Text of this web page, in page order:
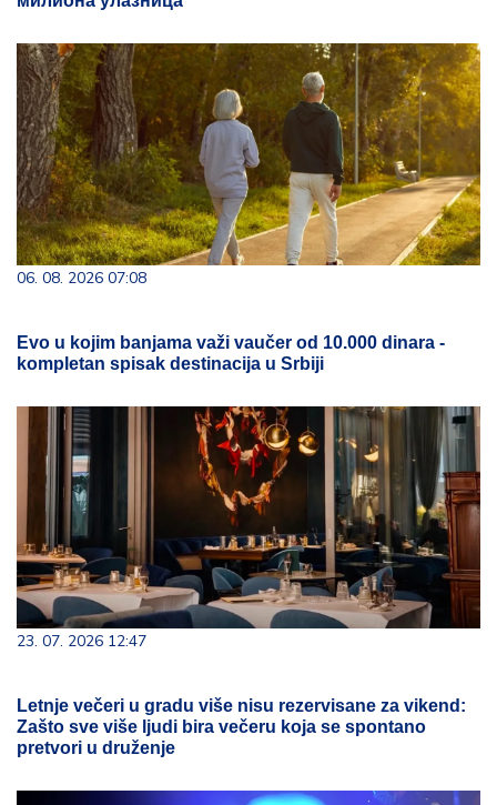
06. 08. 2026 07:08
Evo u kojim banjama važi vaučer od 10.000 dinara -
kompletan spisak destinacija u Srbiji
23. 07. 2026 12:47
Letnje večeri u gradu više nisu rezervisane za vikend:
Zašto sve više ljudi bira večeru koja se spontano
pretvori u druženje